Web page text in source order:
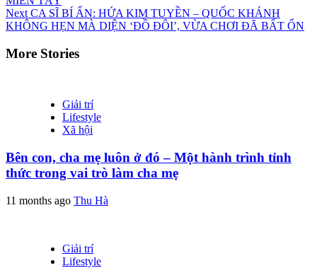
Reading
Next CA SĨ BÍ ẨN: HỨA KIM TUYỀN – QUỐC KHÁNH
KHÔNG HẸN MÀ DIỆN ‘ĐỒ ĐÔI’, VỪA CHƠI ĐÃ BẤT ỔN
More Stories
Giải trí
Lifestyle
Xã hội
Bên con, cha mẹ luôn ở đó – Một hành trình tỉnh
thức trong vai trò làm cha mẹ
11 months ago Thu Hà
Giải trí
Lifestyle